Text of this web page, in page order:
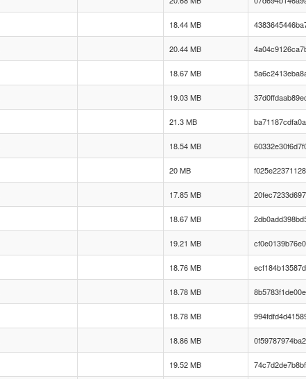
18.44 MB
20.44 MB
18.67 MB
19.03 MB
21.3 MB
18.54 MB
20 MB
17.85 MB
18.67 MB
19.21 MB
18.76 MB
18.78 MB
18.78 MB
18.86 MB
19.52 MB